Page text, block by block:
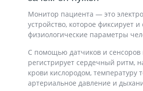
Монитор пациента — это
устройство, которое фиксирует
физиологические параметры
С помощью датчиков и сенсоров
регистрирует сердечный ритм,
крови кислородом, температуру
артериальное давление и